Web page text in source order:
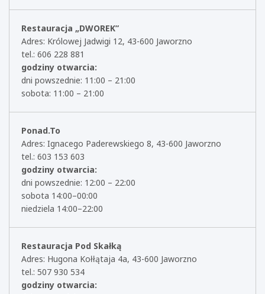
Restauracja „DWOREK”
Adres: Królowej Jadwigi 12, 43-600 Jaworzno
tel.: 606 228 881
godziny otwarcia:
dni powszednie: 11:00 – 21:00
sobota: 11:00 – 21:00
Ponad.To
Adres: Ignacego Paderewskiego 8, 43-600 Jaworzno
tel.: 603 153 603
godziny otwarcia:
dni powszednie: 12:00 – 22:00
sobota 14:00–00:00
niedziela 14:00–22:00
Restauracja Pod Skałką
Adres: Hugona Kołłątaja 4a, 43-600 Jaworzno
tel.: 507 930 534
godziny otwarcia: